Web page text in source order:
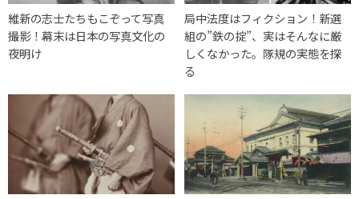
維新の志士たちもこぞって写真
撮影！幕末は日本の写真文化の
夜明け
局中法度はフィクション！新選
組の”鉄の掟”、実はそんなに厳
しくなかった。隊規の実態を探
る